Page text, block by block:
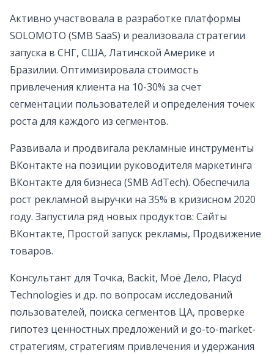
Активно участвовала в разработке платформы
SOLOMOTO (SMB SaaS) и реализовала стратегии
запуска в СНГ, США, Латинской Америке и
Бразилии. Оптимизировала стоимость
привлечения клиента на 10-30% за счет
сегментации пользователей и определения точек
роста для каждого из сегментов.
Развивала и продвигала рекламные инструменты
ВКонтакте на позиции руководителя маркетинга
ВКонтакте для бизнеса (SMB AdTech). Обеспечила
рост рекламной выручки на 35% в кризисном 2020
году. Запустила ряд новых продуктов: Сайты
ВКонтакте, Простой запуск рекламы, Продвижение
товаров.
Консультант для Точка, Backit, Моё Дело, Placyd
Technologies и др. по вопросам исследований
пользователей, поиска сегментов ЦА, проверке
гипотез ценностных предложений и go-to-market-
стратегиям, стратегиям привлечения и удержания